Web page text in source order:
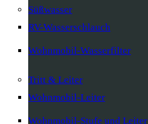
Süßwasser
RV-Wasserschlauch
Wohnmobil-Wasserfilter
Tritt & Leiter
Wohnmobil-Leiter
Wohnmobil-Stufe und Leiter